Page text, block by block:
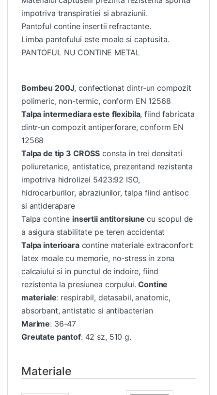
impotriva transpiratiei si abraziunii.
Pantoful contine insertii refractante.
Limba pantofului este moale si captusita.
PANTOFUL NU CONTINE METAL
Bombeu 200J, confectionat dintr-un compozit
polimeric, non-termic, conform EN 12568
Talpa intermediara este flexibila, fiind fabricata
dintr-un compozit antiperforare, conform EN
12568
Talpa de tip 3 CROSS consta in trei densitati
poliuretanice, antistatice, prezentand rezistenta
impotriva hidrolizei 5423:92 ISO,
hidrocarburilor, abraziunilor, talpa fiind antisoc
si antiderapare
Talpa contine insertii antitorsiune cu scopul de
a asigura stabilitate pe teren accidentat
Talpa interioaracontine materiale extraconfort:
latex moale cu memorie, no-stress in zona
calcaiului si in punctul de indoire, fiind
rezistenta la presiunea corpului.Contine
materiale: respirabil, detasabil, anatomic,
absorbant, antistatic si antibacterian
Marime: 36-47
Greutate pantof: 42 sz, 510 g.
Materiale